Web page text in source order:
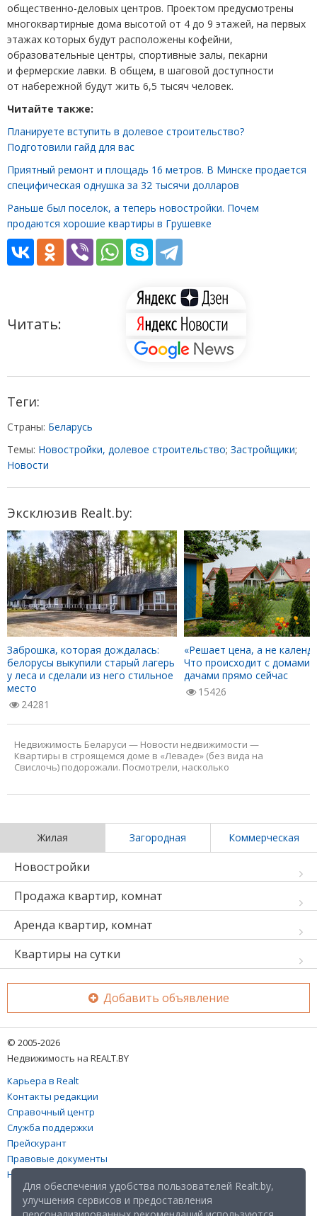
общественно-деловых центров. Проектом предусмотрены
многоквартирные дома высотой от 4 до 9 этажей, на первых
этажах которых будут расположены кофейни,
образовательные центры, спортивные залы, пекарни
и фермерские лавки. В общем, в шаговой доступности
от набережной будут жить 6,5 тысяч человек.
Читайте также:
Планируете вступить в долевое строительство?
Подготовили гайд для вас
Приятный ремонт и площадь 16 метров. В Минске продается
специфическая однушка за 32 тысячи долларов
Раньше был поселок, а теперь новостройки. Почем
продаются хорошие квартиры в Грушевке
Читать:
Теги:
Страны: Беларусь
Темы: Новостройки, долевое строительство; Застройщики;
Новости
Эксклюзив Realt.by:
Заброшка, которая дождалась:
белорусы выкупили старый лагерь
у леса и сделали из него стильное
место
24281
«Решает цена, а не
Что происходит с домами
дачами прямо сейчас
15426
Недвижимость Беларуси — Новости недвижимости —
Квартиры в строящемся доме в «Леваде» (без вида на
Свислочь) подорожали. Посмотрели, насколько
Жилая Загородная Коммерческая
Новостройки
Продажа квартир, комнат
Аренда квартир, комнат
Квартиры на сутки
Добавить объявление
© 2005-2026
Недвижимость на REALT.BY
Карьера в Realt
Контакты редакции
Справочный центр
Служба поддержки
Прейскурант
Правовые документы
Настройка файлов cookies
Для обеспечения удобства пользователей Realt.by,
улучшения сервисов и предоставления